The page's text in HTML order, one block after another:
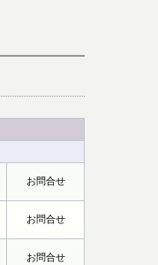
お問合せ
お問合せ
お問合せ